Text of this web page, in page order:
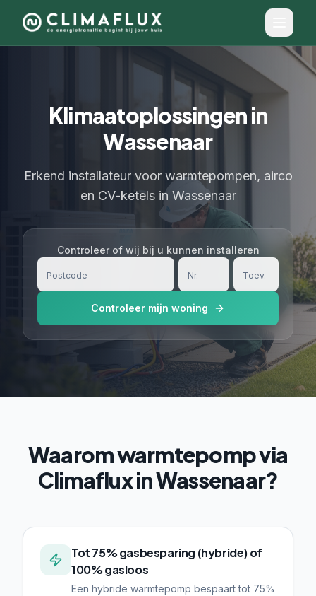
Klimaatoplossingen in
Wassenaar
Erkend installateur voor warmtepompen, airco
en CV-ketels in Wassenaar
Controleer of wij bij u kunnen installeren
Controleer mijn woning
Waarom warmtepomp via
Climaflux in Wassenaar?
Tot 75% gasbesparing (hybride) of
100% gasloos
Een hybride warmtepomp bespaart tot 75%